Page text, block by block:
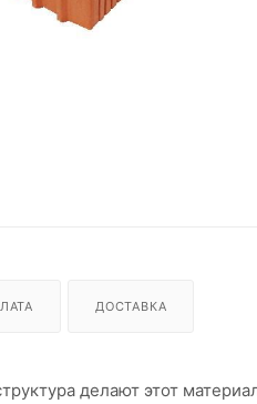
ДОСТАВКА
делают этот